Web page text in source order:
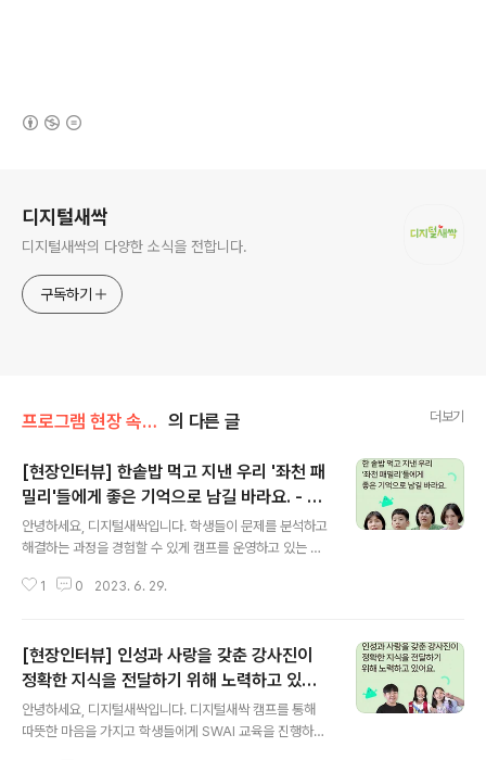
디지털새싹
디지털새싹의 다양한 소식을 전합니다.
구독하기
프로그램 현장 속으로/현장 인터뷰 의 다른 글 더보기
[현장인터뷰] 한솥밥 먹고 지낸 우리 '좌천 패
밀리'들에게 좋은 기억으로 남길 바라요. - 부
산대학교
안녕하세요, 디지털새싹입니다. 학생들이 문제를 분석하고
해결하는 과정을 경험할 수 있게 캠프를 운영하고 있는 부
혹은 아래 링크를 클릭해주세요! ★ 콘텐츠 바로가기 : htt
랑을 갖춘 강사진이 정확한 지식을 전 [부산대학교 디지털
새싹 교육캠프 현장 인터뷰] 인성과 사랑을 갖춘 강사진이
정확한 지식을 전달하기 위해... blog.naver.com
1 0 2023. 6. 29.
[현장인터뷰] 인성과 사랑을 갖춘 강사진이
정확한 지식을 전달하기 위해 노력하고 있습
니다. - 부산대학교
안녕하세요, 디지털새싹입니다. 디지털새싹 캠프를 통해
따뜻한 마음을 가지고 학생들에게 SWAI 교육을 진행하고